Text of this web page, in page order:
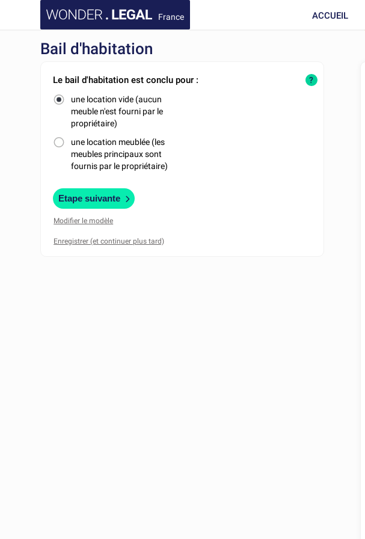
France ACCUEIL
Bail d'habitation
Le bail d'habitation est conclu pour :
une location vide (aucun
meuble n'est fourni par le
propriétaire)
une location meublée (les
meubles principaux sont
fournis par le propriétaire)
?
Etape suivante
Modifier le modèle